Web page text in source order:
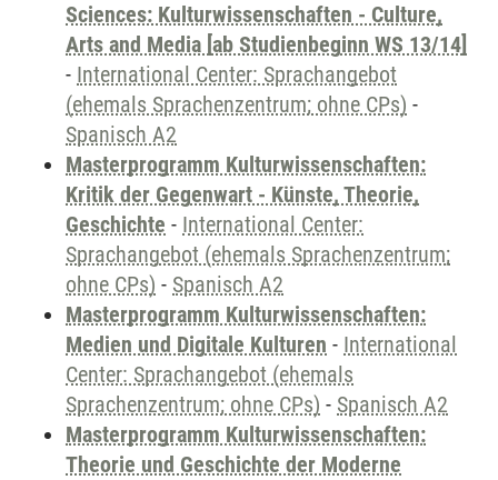
Sciences: Kulturwissenschaften - Culture,
Arts and Media [ab Studienbeginn WS 13/14]
- International Center: Sprachangebot
(ehemals Sprachenzentrum; ohne CPs) -
Spanisch A2
Masterprogramm Kulturwissenschaften:
Kritik der Gegenwart - Künste, Theorie,
Geschichte - International Center:
Sprachangebot (ehemals Sprachenzentrum;
ohne CPs) - Spanisch A2
Masterprogramm Kulturwissenschaften:
Medien und Digitale Kulturen - International
Center: Sprachangebot (ehemals
Sprachenzentrum; ohne CPs) - Spanisch A2
Masterprogramm Kulturwissenschaften:
Theorie und Geschichte der Moderne